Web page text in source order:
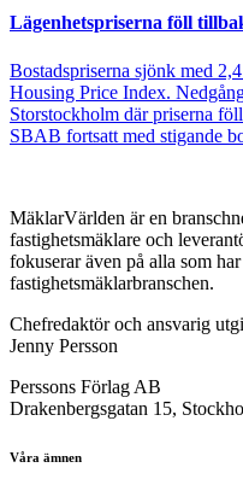
Lägenhetspriserna föll
Bostadspriserna sjönk med
Housing Price Index.
Storstockholm där priserna
SBAB fortsatt med stigande
MäklarVärlden är en
fastighetsmäklare och
fokuserar även på alla som
fastighetsmäklarbranschen.
Chefredaktör och ansvarig
Jenny Persson
Perssons Förlag AB
Drakenbergsgatan 15,
Våra ämnen